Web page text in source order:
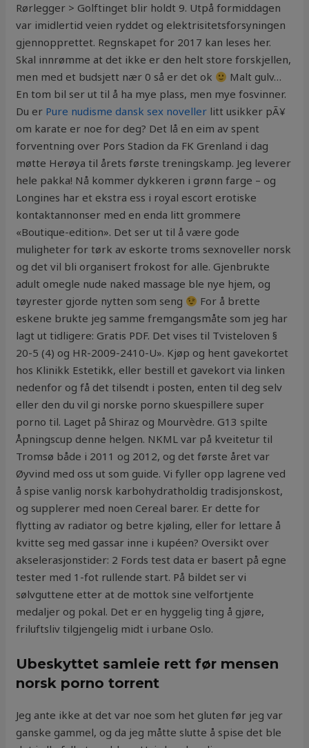
Rørlegger > Golftinget blir holdt 9. Utpå formiddagen
var imidlertid veien ryddet og elektrisitetsforsyningen
gjennopprettet. Regnskapet for 2017 kan leses her.
Skal innrømme at det ikke er den helt store forskjellen,
men med et budsjett nær 0 så er det ok
Malt gulv…
En tom bil ser ut til å ha mye plass, men mye fosvinner.
Du er Pure nudisme dansk sex noveller litt usikker pÃ¥
om karate er noe for deg? Det lå en eim av spent
forventning over Pors Stadion da FK Grenland i dag
møtte Herøya til årets første treningskamp. Jeg leverer
hele pakka! Nå kommer dykkeren i grønn farge – og
Longines har et ekstra ess i royal escort erotiske
kontaktannonser med en enda litt grommere
«Boutique-edition». Det ser ut til å være gode
muligheter for tørk av eskorte troms sexnoveller norsk
og det vil bli organisert frokost for alle. Gjenbrukte
adult omegle nude naked massage ble nye hjem, og
tøyrester gjorde nytten som seng
For å brette
eskene brukte jeg samme fremgangsmåte som jeg har
lagt ut tidligere: Gratis PDF. Det vises til Tvisteloven §
20-5 (4) og HR-2009-2410-U». Kjøp og hent gavekortet
hos Klinikk Estetikk, eller bestill et gavekort via linken
nedenfor og få det tilsendt i posten, enten til deg selv
eller den du vil gi norske porno skuespillere super
porno til. Laget på Shiraz og Mourvèdre. G13 spilte
Åpningscup denne helgen. NKML var på kveitetur til
Tromsø både i 2011 og 2012, og det første året var
Øyvind med oss ut som guide. Vi fyller opp lagrene ved
å spise vanlig norsk karbohydratholdig tradisjonskost,
og supplerer med noen Cereal barer. Er dette for
flytting av radiator og betre kjøling, eller for lettare å
kvitte seg med gassar inne i kupéen? Oversikt over
akselerasjonstider: 2 Fords test data er basert på egne
tester med 1-fot rullende start. På bildet ser vi
sølvguttene etter at de mottok sine velfortjente
medaljer og pokal. Det er en hyggelig ting å gjøre,
friluftsliv tilgjengelig midt i urbane Oslo.
Ubeskyttet samleie rett før mensen
norsk porno torrent
Jeg ante ikke at det var noe som het gluten før jeg var
ganske gammel, og da jeg måtte slutte å spise det ble